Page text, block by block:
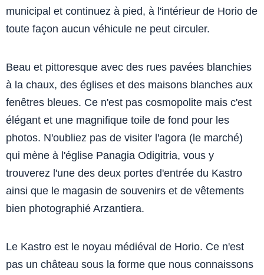
municipal et continuez à pied, à l'intérieur de Horio de
toute façon aucun véhicule ne peut circuler.
Beau et pittoresque avec des rues pavées blanchies
à la chaux, des églises et des maisons blanches aux
fenêtres bleues. Ce n'est pas cosmopolite mais c'est
élégant et une magnifique toile de fond pour les
photos. N'oubliez pas de visiter l'agora (le marché)
qui mène à l'église Panagia Odigitria, vous y
trouverez l'une des deux portes d'entrée du Kastro
ainsi que le magasin de souvenirs et de vêtements
bien photographié Arzantiera.
Le Kastro est le noyau médiéval de Horio. Ce n'est
pas un château sous la forme que nous connaissons